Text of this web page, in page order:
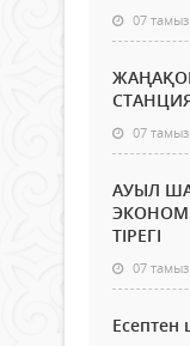
07
07
АУЫЛ
ТІРЕГІ
07
Есептен